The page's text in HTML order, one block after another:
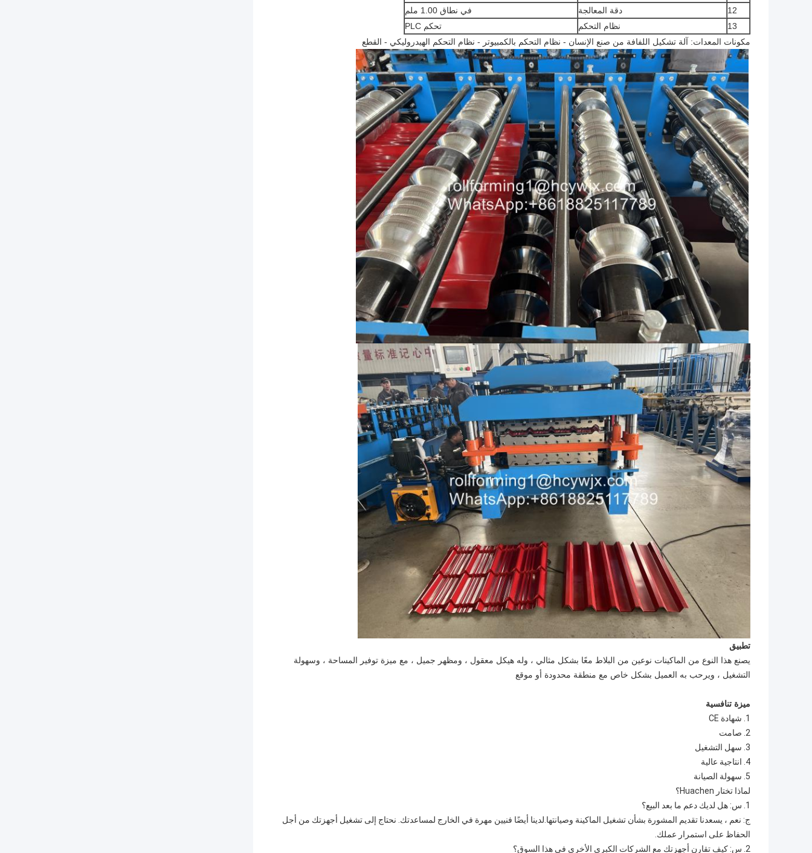
12
دقة المعالجة
في نطاق 1.00 ملم
13
نظام التحكم
تحكم PLC
مكونات المعدات: آلة تشكيل اللفافة من صنع الإنسان - نظام التحكم بالكمبيوتر - نظام التحكم الهيدروليكي - القطع
تطبيق
يصنع هذا النوع من الماكينات نوعين من البلاط معًا بشكل مثالي ، وله هيكل معقول ، ومظهر جميل ، مع ميزة توفير المساحة ، وسهولة
التشغيل ، ويرحب به العميل بشكل خاص مع منطقة محدودة أو موقع
ميزة تنافسية
1. شهادة CE
2. صامت
3. سهل التشغيل
4. انتاجية عالية
5. سهولة الصيانة
لماذا تختار Huachen؟
1. س: هل لديك دعم ما بعد البيع؟
ج: نعم ، يسعدنا تقديم المشورة بشأن تشغيل الماكينة وصيانتها.لدينا أيضًا فنيين مهرة في الخارج لمساعدتك. نحتاج إلى تشغيل أجهزتك من أجل
الحفاظ على استمرار عملك.
2. س: كيف تقارن أجهزتك مع الشركات الكبرى الأخرى في هذا السوق؟